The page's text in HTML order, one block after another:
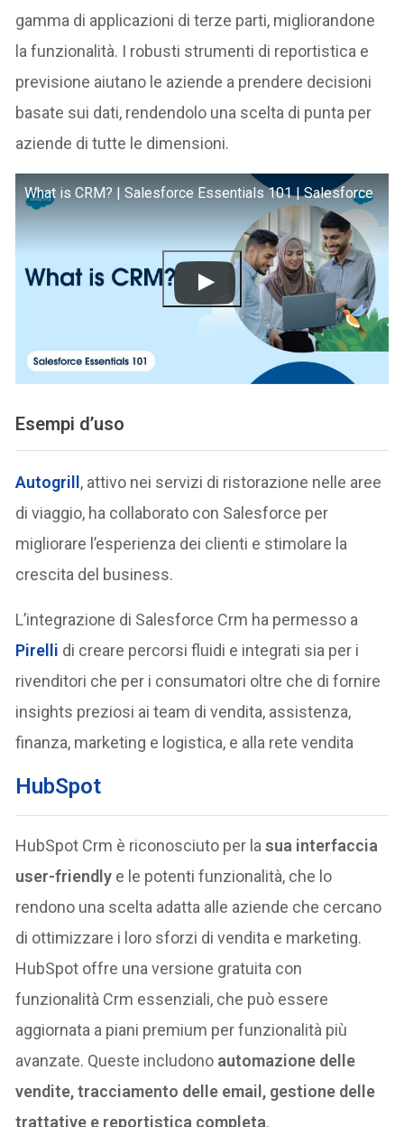
gamma di applicazioni di terze parti, migliorandone
la funzionalità. I robusti strumenti di reportistica e
previsione aiutano le aziende a prendere decisioni
basate sui dati, rendendolo una scelta di punta per
aziende di tutte le dimensioni.
What is CRM? | Salesforce Essentials 101 | Salesforce
Esempi d’uso
Autogrill , attivo nei servizi di ristorazione nelle aree
di viaggio, ha collaborato con Salesforce per
migliorare l’esperienza dei clienti e stimolare la
crescita del business.
L’integrazione di Salesforce Crm ha permesso a
Pirelli di creare percorsi fluidi e integrati sia per i
rivenditori che per i consumatori oltre che di fornire
insights preziosi ai team di vendita, assistenza,
finanza, marketing e logistica, e alla rete vendita
HubSpot
HubSpot Crm è riconosciuto per lasua interfaccia
user-friendly e le potenti funzionalità, che lo
rendono una scelta adatta alle aziende che cercano
di ottimizzare i loro sforzi di vendita e marketing.
HubSpot offre una versione gratuita con
funzionalità Crm essenziali, che può essere
aggiornata a piani premium per funzionalità più
avanzate. Queste includono automazione delle
vendite, tracciamento delle email, gestione delle
trattative e reportistica completa.